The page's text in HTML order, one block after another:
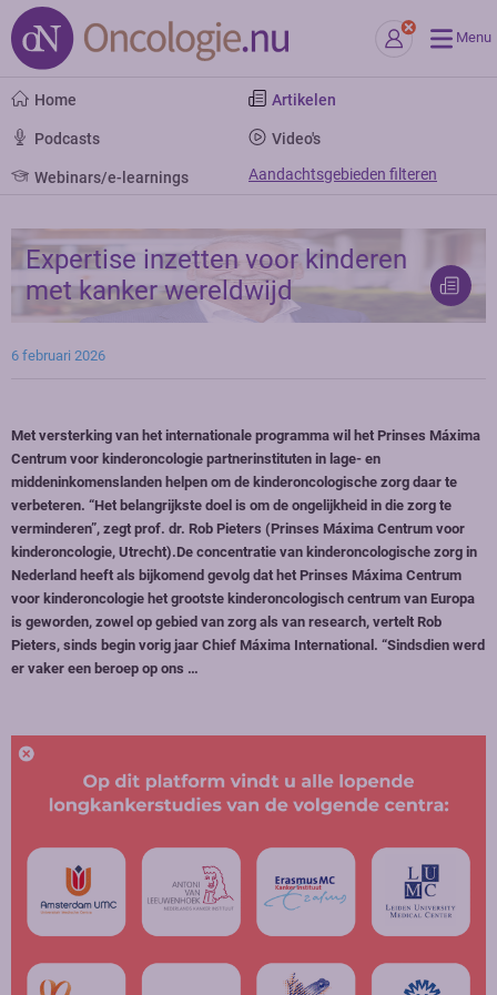
Menu
Home Artikelen
Podcasts Video's
Webinars/e-learnings Aandachtsgebieden filteren
Expertise inzetten voor kinderen
met kanker wereldwijd
6 februari 2026
Met versterking van het internationale programma wil het Prinses Máxima
Centrum voor kinderoncologie partnerinstituten in lage- en
middeninkomenslanden helpen om de kinderoncologische zorg daar te
verbeteren. “Het belangrijkste doel is om de ongelijkheid in die zorg te
verminderen”, zegt prof. dr. Rob Pieters (Prinses Máxima Centrum voor
kinderoncologie, Utrecht).De concentratie van kinderoncologische zorg in
Nederland heeft als bijkomend gevolg dat het Prinses Máxima Centrum
voor kinderoncologie het grootste kinderoncologisch centrum van Europa
is geworden, zowel op gebied van zorg als van research, vertelt Rob
Pieters, sinds begin vorig jaar Chief Máxima International. “Sindsdien werd
er vaker een beroep op ons …